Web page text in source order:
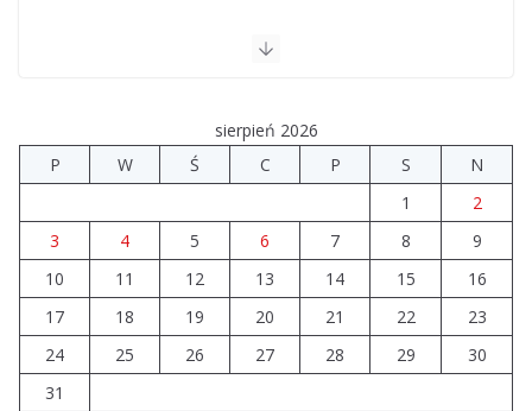
sierpień 2026
P
W Ś C P S
N
1
2
3
4 5 6 7 8
9
10
11 12 13 14 15
16
17
18 19 20 21 22
23
24
25 26 27 28 29
30
31